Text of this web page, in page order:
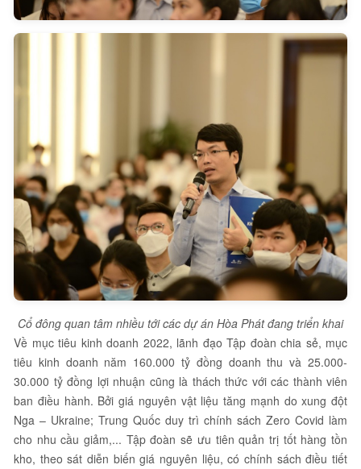
Cổ đông quan tâm nhiều tới các dự án Hòa Phát đang triển khai
Về mục tiêu kinh doanh 2022, lãnh đạo Tập đoàn chia sẻ, mục
tiêu kinh doanh năm 160.000 tỷ đồng doanh thu và 25.000-
30.000 tỷ đồng lợi nhuận cũng là thách thức với các thành viên
ban điều hành. Bởi giá nguyên vật liệu tăng mạnh do xung đột
Nga – Ukraine; Trung Quốc duy trì chính sách Zero Covid làm
cho nhu cầu giảm,... Tập đoàn sẽ ưu tiên quản trị tốt hàng tồn
kho, theo sát diễn biến giá nguyên liệu, có chính sách điều tiết